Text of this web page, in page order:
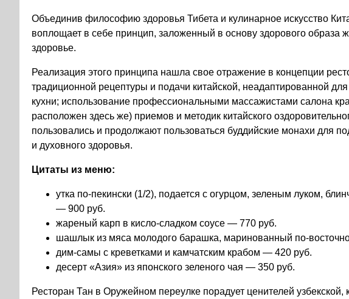
Объединив философию здоровья Тибета и кулинарное искусство
воплощает в себе принцип, заложенный в основу здорового образа
здоровье.
Реализация этого принципа нашла свое отражение в концепции
традиционной рецептуры и подачи китайской, неадаптированной для
кухни; использование профессиональными массажистами салона
расположен здесь же) приемов и методик китайского
пользовались и продолжают пользоваться буддийские монахи для
и духовного здоровья.
Цитаты из меню:
утка по-пекински (1/2), подается с огурцом, зеленым луком,
— 900 руб.
жареный карп в кисло-сладком соусе — 770 руб.
шашлык из мяса молодого барашка, маринованный по-
дим-самы с креветками и камчатским крабом — 420 руб.
десерт «Азия» из японского зеленого чая — 350 руб.
Ресторан Тан в Оружейном переулке порадует ценителей узбекской,